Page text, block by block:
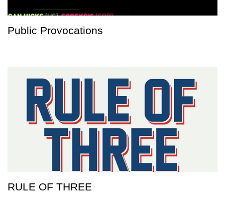
Public Provocations
RULE OF THREE